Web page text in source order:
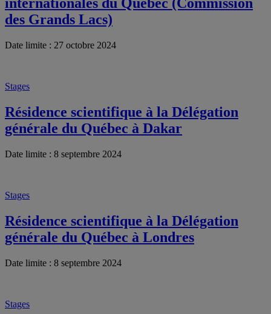
internationales du Québec (Commission
des Grands Lacs)
Date limite : 27 octobre 2024
Stages
Résidence scientifique à la Délégation
générale du Québec à Dakar
Date limite : 8 septembre 2024
Stages
Résidence scientifique à la Délégation
générale du Québec à Londres
Date limite : 8 septembre 2024
Stages